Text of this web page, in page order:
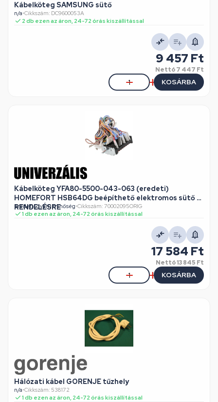
Kábelköteg SAMSUNG sütő
n/a•Cikkszám: DC9600053A
2 db ezen az áron, 24-72 órás kiszállítással
9 457 Ft
Nettó7 447 Ft
KOSÁRBA
Kábelköteg YFA80-5500-043-063 (eredeti)
HOMEFORT HSB64DG beépíthető elektromos sütő /
RENDELÉSRE
eredeti (gyári) minőség•Cikkszám: 70002095ORIG
1 db ezen az áron, 24-72 órás kiszállítással
17 584 Ft
Nettó13 845 Ft
KOSÁRBA
Hálózati kábel GORENJE tűzhely
n/a•Cikkszám: 538172
1 db ezen az áron, 24-72 órás kiszállítással